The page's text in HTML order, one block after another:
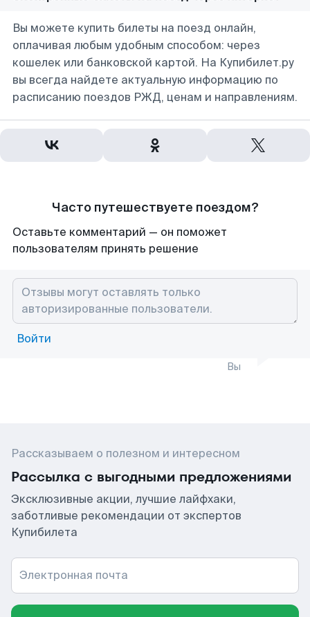
Вы можете купить билеты на поезд онлайн,
оплачивая любым удобным способом: через
кошелек или банковской картой. На Купибилет.ру
вы всегда найдете актуальную информацию по
расписанию поездов РЖД, ценам и направлениям.
Часто путешествуете поездом?
Оставьте комментарий — он поможет
пользователям принять решение
Войти
Вы
Рассказываем о полезном и интересном
Рассылка с выгодными предложениями
Эксклюзивные акции, лучшие лайфхаки,
заботливые рекомендации от экспертов
Купибилета
Электронная почта